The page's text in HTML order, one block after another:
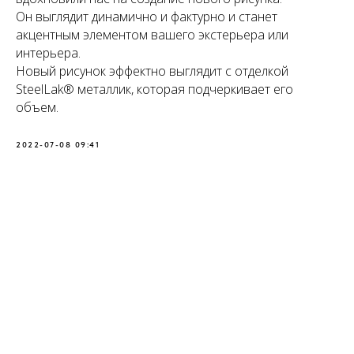
Он выглядит динамично и фактурно и станет
акцентным элементом вашего экстерьера или
интерьера.
Новый рисунок эффектно выглядит с отделкой
SteelLak® металлик, которая подчеркивает его
объем.
2022-07-08 09:41